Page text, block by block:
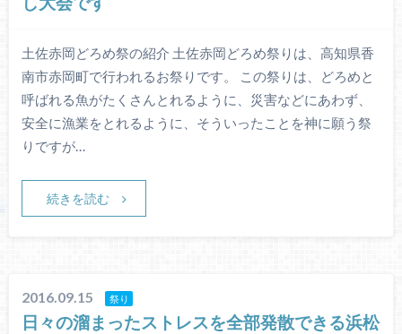
土佐赤岡どろめ祭の紹介 土佐赤岡どろめ祭りは、高知県香
南市赤岡町で行われるお祭りです。 この祭りは、どろめと
呼ばれる魚がたくさんとれるように、災害などにあわず、
安全に漁業をとれるように、そういったことを神に願う祭
りですが…
続きを読む
2016.09.15 祭り
日々の溜まったストレスを全部発散できる浜松